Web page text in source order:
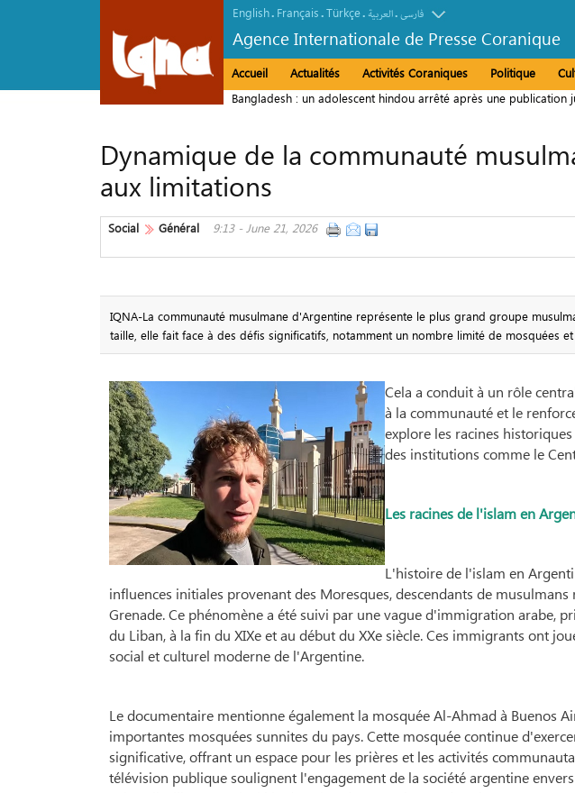
English. Français.Türkçe. العربیة.فارسی
Agence Internationale de Presse Coranique
Accueil Actualités Activités Coraniques Politique
Bangladesh : un adolescent hindou arrêté après une publication
Dynamique de la communauté
aux limitations
Social Général 9:13 - June 21, 2026
IQNA-La communauté musulmane d'Argentine représente le plus grand groupe
taille, elle fait face à des défis significatifs, notamment un nombre limité de mosquées
Cela a conduit à un rôle
à la communauté et le
explore les racines
des institutions comme le
Les racines de l'islam en
L'histoire de l'islam en
influences initiales provenant des Moresques, descendants de musulmans
Grenade. Ce phénomène a été suivi par une vague d'immigration arabe,
du Liban, à la fin du XIXe et au début du XXe siècle. Ces immigrants ont
social et culturel moderne de l'Argentine.
Le documentaire mentionne également la mosquée Al-Ahmad à Buenos
importantes mosquées sunnites du pays. Cette mosquée continue
significative, offrant un espace pour les prières et les activités
télévision publique soulignent l'engagement de la société argentine